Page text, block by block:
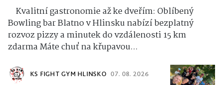
Kvalitní gastronomie až ke dveřím: Oblíbený
Bowling bar Blatno v Hlinsku nabízí bezplatný
rozvoz pizzy a minutek do vzdálenosti 15 km
zdarma Máte chuť na křupavou...
KS FIGHT GYM HLINSKO 07. 08. 2026